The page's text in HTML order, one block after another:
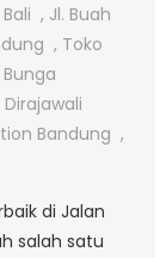
Jalan
Cikudapateuh
Bali , Jl. Buah
, Toko
Bandung ,
di Jalan
salah satu